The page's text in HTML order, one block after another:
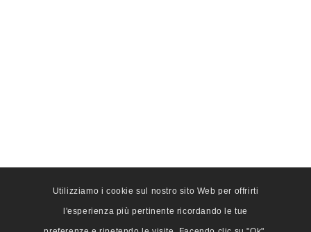
Utilizziamo i cookie sul nostro sito Web per offrirti
l'esperienza più pertinente ricordando le tue